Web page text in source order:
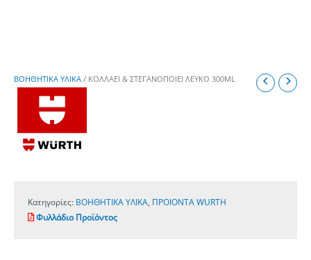
ΒΟΗΘΗΤΙΚΑ ΥΛΙΚΑ / ΚΟΛΛΑΕΙ & ΣΤΕΓΑΝΟΠΟΙΕΙ ΛΕΥΚΟ 300ML
Κατηγορίες: ΒΟΗΘΗΤΙΚΑ ΥΛΙΚΑ, ΠΡΟΙΟΝΤΑ WURTH
Φυλλάδιο Προϊόντος